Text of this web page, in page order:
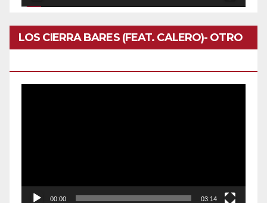
LOS CIERRA BARES (FEAT. CALERO)- OTRO
00:00 03:14